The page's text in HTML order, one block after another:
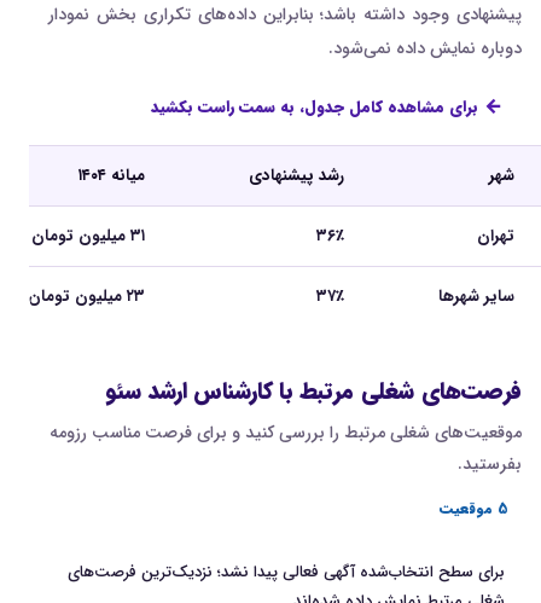
پیشنهادی وجود داشته باشد؛ بنابراین داده‌های تکراری بخش نمودار
دوباره نمایش داده نمی‌شود.
برای مشاهده کامل جدول، به سمت راست بکشید
شهر رشد پیشنهادی میانه ۱۴۰۴
تهران ۳۶٪ ۳۱ میلیون تومان
سایر شهرها ۳۷٪ ۲۳ میلیون تومان
فرصت‌های شغلی مرتبط با کارشناس ارشد سئو
موقعیت‌های شغلی مرتبط را بررسی کنید و برای فرصت مناسب رزومه
بفرستید.
5 موقعیت
برای سطح انتخاب‌شده آگهی فعالی پیدا نشد؛ نزدیک‌ترین فرصت‌های